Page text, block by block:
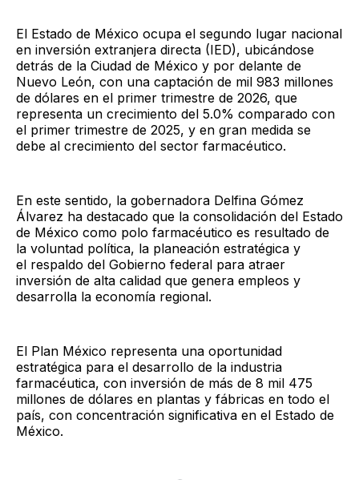
El Estado de México ocupa el segundo lugar nacional
en inversión extranjera directa (IED), ubicándose
detrás de la Ciudad de México y por delante de
Nuevo León, con una captación de mil 983 millones
de dólares en el primer trimestre de 2026, que
representa un crecimiento del 5.0% comparado con
el primer trimestre de 2025, y en gran medida se
debe al crecimiento del sector farmacéutico.
En este sentido, la gobernadora Delfina Gómez
Álvarez ha destacado que la consolidación del Estado
de México como polo farmacéutico es resultado de
la voluntad política, la planeación estratégica y
el respaldo del Gobierno federal para atraer
inversión de alta calidad que genera empleos y
desarrolla la economía regional.
El Plan México representa una oportunidad
estratégica para el desarrollo de la industria
farmacéutica, con inversión de más de 8 mil 475
millones de dólares en plantas y fábricas en todo el
país, con concentración significativa en el Estado de
México.